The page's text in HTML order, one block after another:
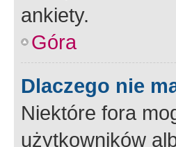
ankiety.
Góra
Dlaczego nie
Niektóre fora
użytkowników